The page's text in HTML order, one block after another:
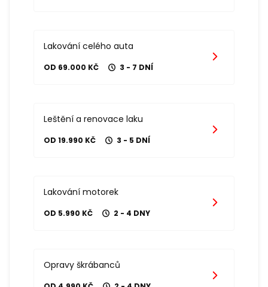
Lakování celého auta
OD 69.000 KČ 3 - 7 DNÍ
Leštění a renovace laku
OD 19.990 KČ 3 - 5 DNÍ
Lakování motorek
OD 5.990 KČ 2 - 4 DNY
Opravy škrábanců